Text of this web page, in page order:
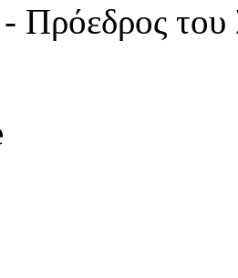
Πρόεδρος